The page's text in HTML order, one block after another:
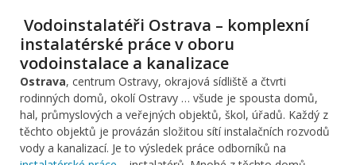
Vodoinstalatéři Ostrava – komplexní
instalatérské práce v oboru
vodoinstalace a kanalizace
Ostrava, centrum Ostravy, okrajová sídliště a čtvrti
rodinných domů, okolí Ostravy … všude je spousta domů,
hal, průmyslových a veřejných objektů, škol, úřadů. Každý z
těchto objektů je provázán složitou sítí instalačních rozvodů
vody a kanalizací. Je to výsledek práce odborníků na